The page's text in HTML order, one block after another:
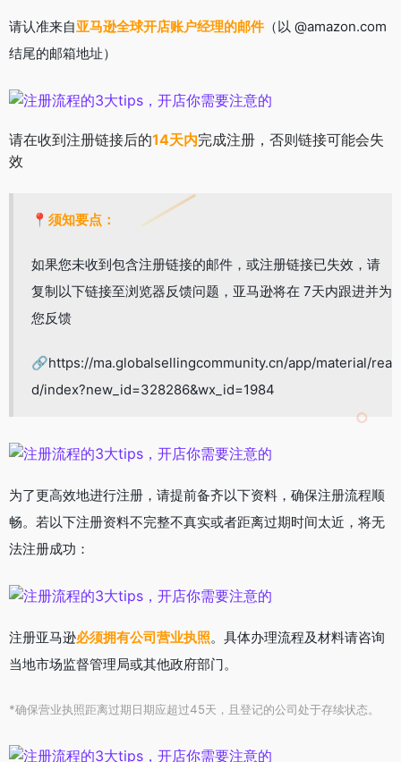
请认准来自亚马逊全球开店账户经理的邮件（以 @amazon.com
结尾的邮箱地址）
请在收到注册链接后的14天内完成注册，否则链接可能会失
效
📍 须知要点：
如果您未收到包含注册链接的邮件，或注册链接已失效，请
复制以下链接至浏览器反馈问题，亚马逊将在 7天内跟进并为
您反馈
🔗https://ma.globalsellingcommunity.cn/app/material/rea
d/index?new_id=328286&wx_id=1984
为了更高效地进行注册，请提前备齐以下资料，确保注册流程顺
畅。若以下注册资料不完整不真实或者距离过期时间太近，将无
法注册成功：
注册亚马逊必须拥有公司营业执照。具体办理流程及材料请咨询
当地市场监督管理局或其他政府部门。
*确保营业执照距离过期日期应超过45天，且登记的公司处于存续状态。